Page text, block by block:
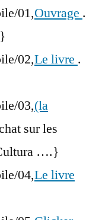
01,Ouvrage .
02,Le livre .
03,(la
sur les
….}
04,Le livre